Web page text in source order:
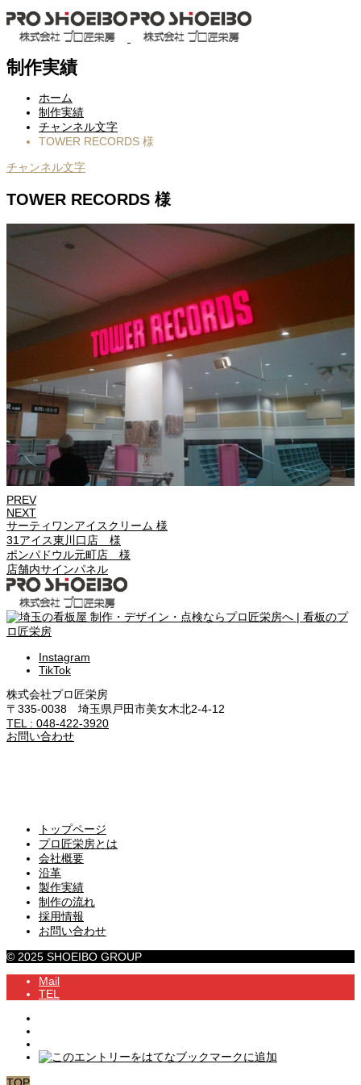
制作実績
ホーム
制作実績
チャンネル文字
TOWER RECORDS 様
チャンネル文字
TOWER RECORDS 様
PREV
NEXT
サーティワンアイスクリーム 様
31アイス東川口店 様
ポンパドウル元町店 様
店舗内サインパネル
Instagram
TikTok
株式会社プロ匠栄房
〒335-0038 埼玉県戸田市美女木北2-4-12
TEL : 048-422-3920
お問い合わせ
トップページ
プロ匠栄房とは
会社概要
沿革
製作実績
制作の流れ
採用情報
お問い合わせ
© 2025 SHOEIBO GROUP
Mail
TEL
TOP